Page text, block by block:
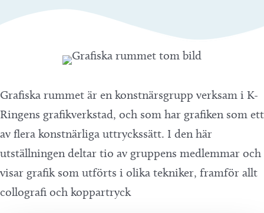
Grafiska rummet är en konstnärsgrupp verksam i K-
Ringens grafikverkstad, och som har grafiken som ett
av flera konstnärliga uttryckssätt. I den här
utställningen deltar tio av gruppens medlemmar och
visar grafik som utförts i olika tekniker, framför allt
collografi och koppartryck